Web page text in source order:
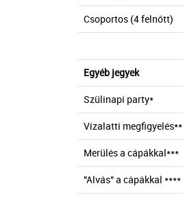
Csoportos (4 felnőtt)
Egyéb jegyek
Szülinapi party*
Vízalatti megfigyelés**
Merülés a cápákkal***
"Alvás" a cápákkal ****